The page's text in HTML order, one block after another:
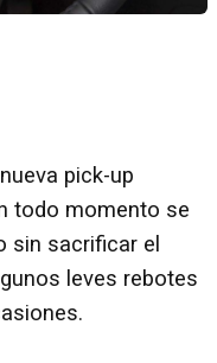
pick-up
todo momento se
sin sacrificar el
leves rebotes